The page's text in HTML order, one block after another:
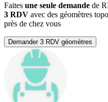
Faites une seule demande de
3 RDV avec des géomètres
près de chez vous
Demander 3 RDV géomètres